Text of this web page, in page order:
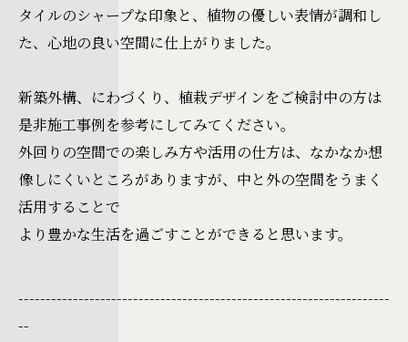
タイルのシャープな印象と、植物の優しい表情が調和し
た、心地の良い空間に仕上がりました。
新築外構、にわづくり、植栽デザインをご検討中の方は
是非施工事例を参考にしてみてください。
外回りの空間での楽しみ方や活用の仕方は、なかなか想
像しにくいところがありますが、中と外の空間をうまく
活用することで
より豊かな生活を過ごすことができると思います。
--------------------------------------------------------------------
--